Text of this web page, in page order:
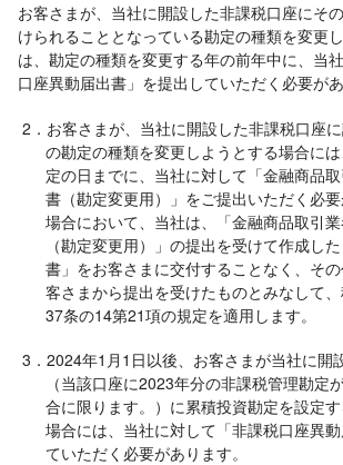
お客さまが、当社に開設した非課税口座にそ
けられることとなっている勘定の種類を変更
は、勘定の種類を変更する年の前年中に、当
口座異動届出書」を提出していただく必要があ
2．お客さまが、当社に開設した非課税口座
の勘定の種類を変更しようとする場合に
定の日までに、当社に対して「金融商品
書（勘定変更用）」をご提出いただく必
場合において、当社は、「金融商品取引
（勘定変更用）」の提出を受けて作成し
書」をお客さまに交付することなく、そ
客さまから提出を受けたものとみなして
37条の14第21項の規定を適用します。
3．2024年1月1日以後、お客さまが当社に開
（当該口座に2023年分の非課税管理勘定
合に限ります。）に累積投資勘定を設定
場合には、当社に対して「非課税口座異
ていただく必要があります。